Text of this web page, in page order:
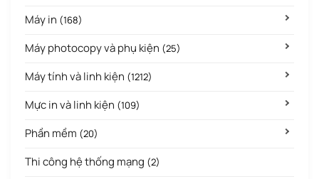
Máy in (168)
Máy photocopy và phụ kiện (25)
Máy tính và linh kiện (1212)
Mực in và linh kiện (109)
Phần mềm (20)
Thi công hệ thống mạng (2)